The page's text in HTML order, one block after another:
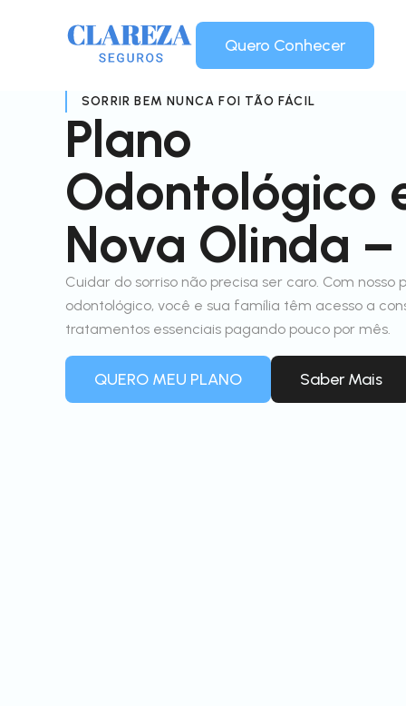
Quero Conhecer
SORRIR BEM NUNCA FOI TÃO FÁCIL
Plano
Odontológico
Nova Olinda –
Cuidar do sorriso não precisa ser caro. Com nosso
odontológico, você e sua família têm acesso a
tratamentos essenciais pagando pouco por mês.
QUERO MEU PLANO Saber Mais